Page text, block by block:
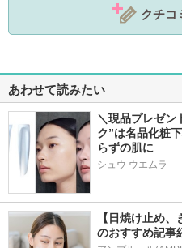
クチコ
あわせて読みたい
＼現品プレゼン
ク”は名品化粧
らずの肌に
シュウ ウエムラ
【日焼け止め
のおすすめ記事